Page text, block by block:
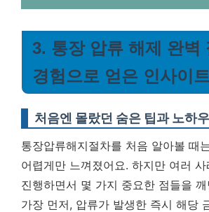
3. 통장 압류 해제 완벽
경험으로 얻은 인사이트
처음엔 몰랐던 숨은 팁과 노하우
통장압류해지절차를 처음 알아볼 때
어렵게만 느껴졌어요. 하지만 여러
진행하면서 몇 가지 중요한 점들을
가장 먼저, 압류가 발생한 즉시 해당